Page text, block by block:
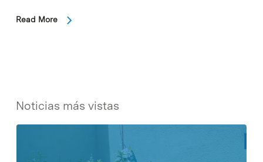
Read More
Noticias más vistas